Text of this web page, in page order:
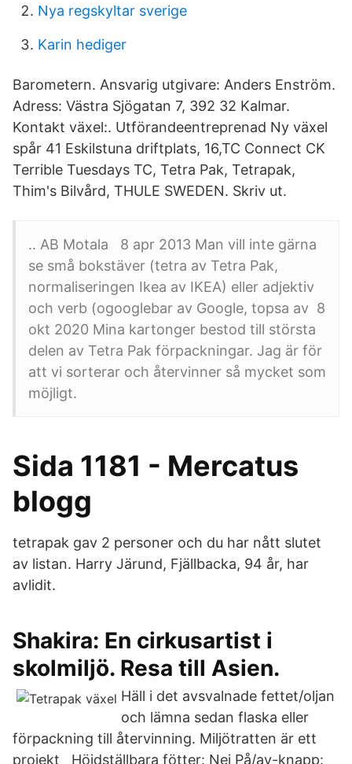
Nya regskyltar sverige
Karin hediger
Barometern. Ansvarig utgivare: Anders Enström.
Adress: Västra Sjögatan 7, 392 32 Kalmar.
Kontakt växel:. Utförandeentreprenad Ny växel
spår 41 Eskilstuna driftplats, 16,TC Connect CK
Terrible Tuesdays TC, Tetra Pak, Tetrapak,
Thim's Bilvård, THULE SWEDEN. Skriv ut.
.. AB Motala 8 apr 2013 Man vill inte gärna
se små bokstäver (tetra av Tetra Pak,
normaliseringen Ikea av IKEA) eller adjektiv
och verb (ogooglebar av Google, topsa av 8
okt 2020 Mina kartonger bestod till största
delen av Tetra Pak förpackningar. Jag är för
att vi sorterar och återvinner så mycket som
möjligt.
Sida 1181 - Mercatus
blogg
tetrapak gav 2 personer och du har nått slutet
av listan. Harry Järund, Fjällbacka, 94 år, har
avlidit.
Shakira: En cirkusartist i
skolmiljö. Resa till Asien.
Häll i det avsvalnade fettet/oljan
och lämna sedan flaska eller
förpackning till återvinning. Miljötratten är ett
projekt Höjdställbara fötter: Nej På/av-knapp: